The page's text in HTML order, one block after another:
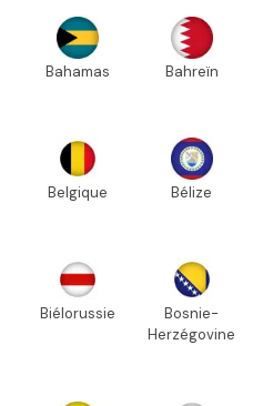
Bahamas Bahreïn
Belgique Bélize
Biélorussie
Bosnie-
Herzégovine